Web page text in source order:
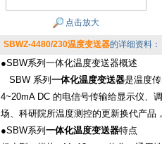
点击放大
SBWZ-4480/230温度变送器的详细资料：
●SBW系列一体化温度变送器概述
SBW 系列 一体化温度变送器是温度
4~20mA DC 的电信号传输给显示仪、
场、科研院所温度测控的更新换
●SBW系列 一体化温度变送器特点